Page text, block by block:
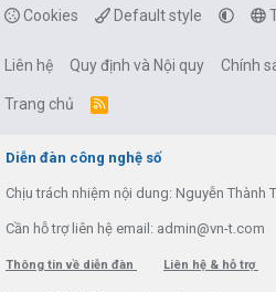
Cookies Default style
Liên hệ Quy định và Nội quy Chính
Trang chủ
R
Diễn đàn công nghệ số
Chịu trách nhiệm nội dung: Nguyễn Thành
Cần hỗ trợ liên hệ email: admin@vn-t.com
Thông tin về diễn đàn Liên hệ & hỗ trợ